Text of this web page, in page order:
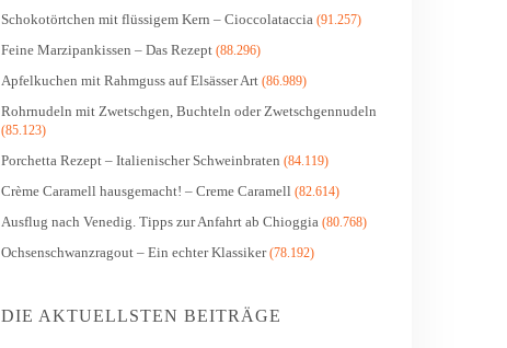
Schokotörtchen mit flüssigem Kern – Cioccolataccia (91.257)
Feine Marzipankissen – Das Rezept (88.296)
Apfelkuchen mit Rahmguss auf Elsässer Art (86.989)
Rohrnudeln mit Zwetschgen, Buchteln oder Zwetschgennudeln
(85.123)
Porchetta Rezept – Italienischer Schweinbraten (84.119)
Crème Caramell hausgemacht! – Creme Caramell (82.614)
Ausflug nach Venedig. Tipps zur Anfahrt ab Chioggia (80.768)
Ochsenschwanzragout – Ein echter Klassiker(78.192)
DIE AKTUELLSTEN BEITRÄGE